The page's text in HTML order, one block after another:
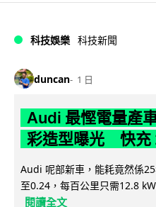
科技娛樂 科技新聞
duncan 1 日
Audi 最慳電量產
彩造型曝光 快充
Audi 呢部新車，能耗竟然係
至0.24，每百公里只需12.8
閱讀全文